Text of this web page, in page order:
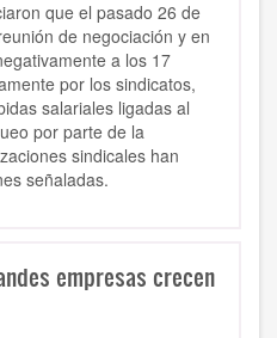
que el pasado 26 de
de negociación y en
a los 17
por los sindicatos,
salariales ligadas al
por parte de la
sindicales han
señaladas.
empresas crecen